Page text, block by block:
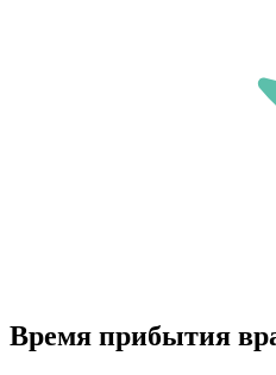
Время прибытия